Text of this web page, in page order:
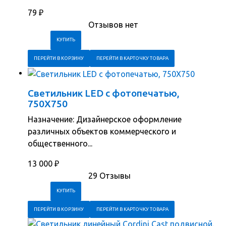
79 ₽
Отзывов нет
ПЕРЕЙТИ В КОРЗИНУ ПЕРЕЙТИ В КАРТОЧКУ ТОВАРА
Светильник LED с фотопечатью,
750Х750
Назначение: Дизайнерское оформление
различных объектов коммерческого и
общественного...
13 000 ₽
29 Отзывы
ПЕРЕЙТИ В КОРЗИНУ ПЕРЕЙТИ В КАРТОЧКУ ТОВАРА